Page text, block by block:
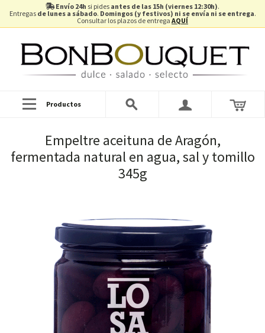
Envío 24h si pides antes de las 15h (viernes 12:30h).
Entregas de lunes a sábado. Domingos (y festivos) ni se envía ni se entrega.
Consultar los plazos de entrega AQUÍ
Productos
Empeltre aceituna de Aragón,
fermentada natural en agua, sal y tomillo
345g